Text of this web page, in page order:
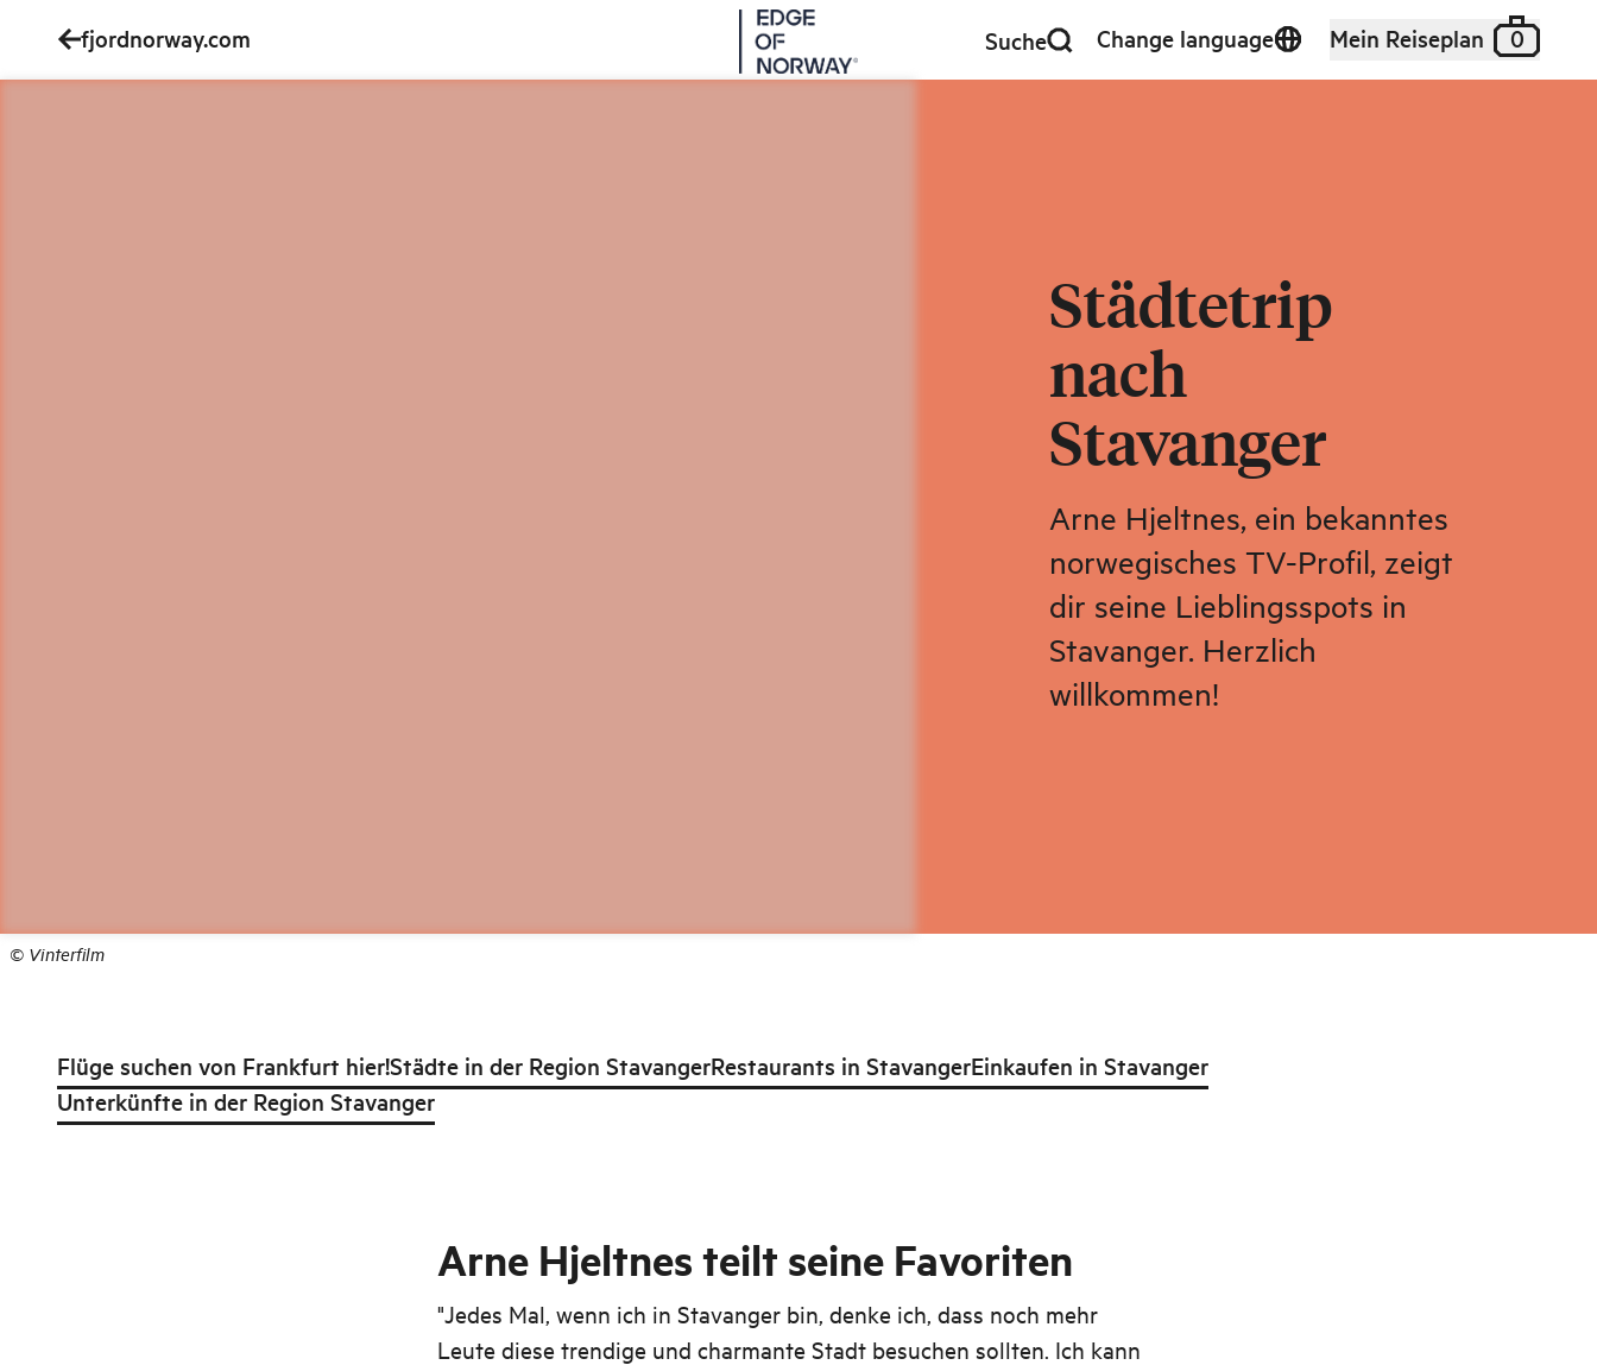
fjordnorway.com Suche Change language Mein Reiseplan 0
Städtetrip
nach
Stavanger
Arne Hjeltnes, ein bekanntes
norwegisches TV-Profil, zeigt
dir seine Lieblingsspots in
Stavanger. Herzlich
willkommen!
© Vinterfilm
Flüge suchen von Frankfurt hier!Städte in der Region StavangerRestaurants in StavangerEinkaufen in Stavanger
Unterkünfte in der Region Stavanger
Arne Hjeltnes teilt seine Favoriten
"Jedes Mal, wenn ich in Stavanger bin, denke ich, dass noch mehr
Leute diese trendige und charmante Stadt besuchen sollten. Ich kann